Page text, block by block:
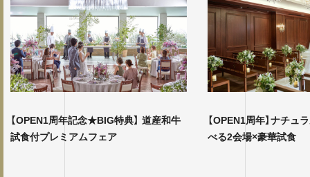
【OPEN1周年記念★BIG特典】 道産和牛
試食付プレミアムフェア
【OPEN1周年】ナチュ
べる2会場×豪華試食